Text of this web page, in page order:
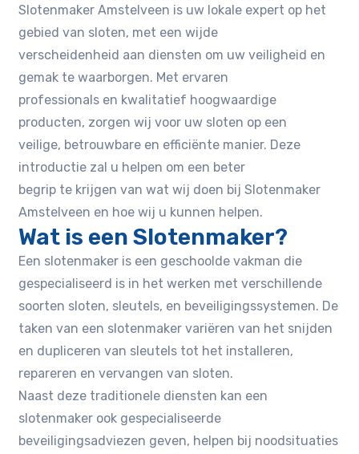
Slotenmaker Amstelveen is uw lokale expert op het
gebied van sloten, met een wijde
verscheidenheid aan diensten om uw veiligheid en
gemak te waarborgen. Met ervaren
professionals en kwalitatief hoogwaardige
producten, zorgen wij voor uw sloten op een
veilige, betrouwbare en efficiënte manier. Deze
introductie zal u helpen om een beter
begrip te krijgen van wat wij doen bij Slotenmaker
Amstelveen en hoe wij u kunnen helpen.
Wat is een Slotenmaker?
Een slotenmaker is een geschoolde vakman die
gespecialiseerd is in het werken met verschillende
soorten sloten, sleutels, en beveiligingssystemen. De
taken van een slotenmaker variëren van het snijden
en dupliceren van sleutels tot het installeren,
repareren en vervangen van sloten.
Naast deze traditionele diensten kan een
slotenmaker ook gespecialiseerde
beveiligingsadviezen geven, helpen bij noodsituaties